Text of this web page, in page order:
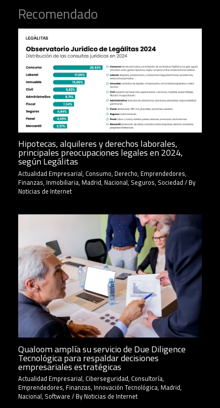
Recomendado
Hipotecas, alquileres y derechos laborales,
principales preocupaciones legales en 2024,
según Legálitas
Actualidad Empresarial, Consumo, Derecho, Emprendedores,
Finanzas, Inmobiliaria, Madrid, Nacional, Seguros, Sociedad/ By
Noticias de Internet
Qualoom amplía su servicio de Due Diligence
Tecnológica para respaldar decisiones
empresariales estratégicas
Actualidad Empresarial, Ciberseguridad, Consultoría,
Emprendedores, Finanzas, Innovación Tecnológica, Madrid,
Nacional, Software/ ByNoticias de Internet